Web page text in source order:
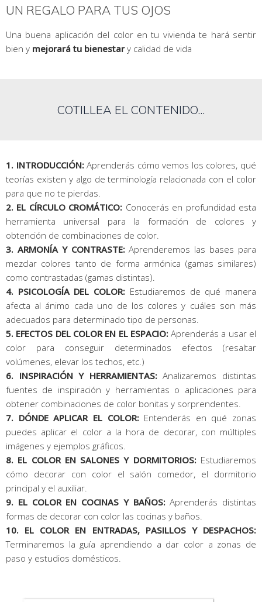
UN REGALO PARA TUS OJOS
Una buena aplicación del color en tu vivienda te hará sentir
bien y mejorará tu bienestary calidad de vida
COTILLEA EL CONTENIDO...
1. INTRODUCCIÓN: Aprenderás cómo vemos los colores, qué
teorías existen y algo de terminología relacionada con el color
para que no te pierdas.
2. EL CÍRCULO CROMÁTICO: Conocerás en profundidad esta
herramienta universal para la formación de colores y
obtención de combinaciones de color.
3. ARMONÍA Y CONTRASTE: Aprenderemos las bases para
mezclar colores tanto de forma armónica (gamas similares)
como contrastadas (gamas distintas).
4. PSICOLOGÍA DEL COLOR: Estudiaremos de qué manera
afecta al ánimo cada uno de los colores y cuáles son más
adecuados para determinado tipo de personas.
5. EFECTOS DEL COLOR EN EL ESPACIO: Aprenderás a usar el
color para conseguir determinados efectos (resaltar
volúmenes, elevar los techos, etc.)
6. INSPIRACIÓN Y HERRAMIENTAS: Analizaremos distintas
fuentes de inspiración y herramientas o aplicaciones para
obtener combinaciones de color bonitas y sorprendentes.
7. DÓNDE APLICAR EL COLOR: Entenderás en qué zonas
puedes aplicar el color a la hora de decorar, con múltiples
imágenes y ejemplos gráficos.
8. EL COLOR EN SALONES Y DORMITORIOS: Estudiaremos
cómo decorar con color el salón comedor, el dormitorio
principal y el auxiliar.
9. EL COLOR EN COCINAS Y BAÑOS: Aprenderás distintas
formas de decorar con color las cocinas y baños.
10. EL COLOR EN ENTRADAS, PASILLOS Y DESPACHOS:
Terminaremos la guía aprendiendo a dar color a zonas de
paso y estudios domésticos.